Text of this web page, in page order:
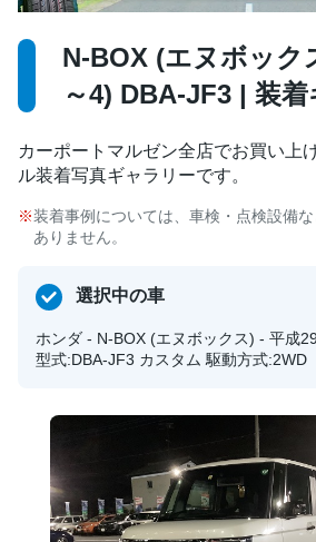
N-BOX (エヌボック
～4) DBA-JF3 | 装
カーポートマルゼン全店でお買い上
ル装着写真ギャラリーです。
装着事例については、車検・点検設備
ありません。
選択中の車
ホンダ - N-BOX (エヌボックス) - 平成
型式:DBA-JF3 カスタム 駆動方式:2WD